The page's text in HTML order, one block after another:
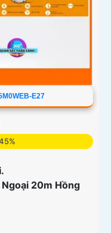
E27
Ngoại 20m Hồng